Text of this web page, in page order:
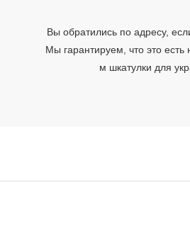
Вы обратились по адресу,
Мы гарантируем, что это
м шкатулки для